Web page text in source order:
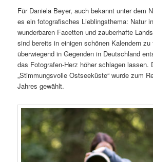
Für Daniela Beyer, auch bekannt unter dem
es ein fotografisches Lieblingsthema: Natur
wunderbaren Facetten und zauberhafte
sind bereits in einigen schönen Kalendern zu
überwiegend in Gegenden in Deutschland
das Fotografen-Herz höher schlagen lassen.
„Stimmungsvolle Ostseeküste“ wurde zum
Jahres gewählt.